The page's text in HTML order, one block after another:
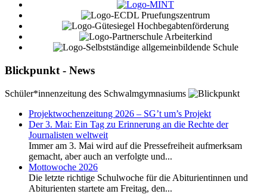
Blickpunkt - News
Schüler*innenzeitung des Schwalmgymnasiums
Projektwochenzeitung 2026 – SG’t um’s Projekt
Der 3. Mai: Ein Tag zu Erinnerung an die Rechte der
Journalisten weltweit
Immer am 3. Mai wird auf die Pressefreiheit aufmerksam
gemacht, aber auch an verfolgte und...
Mottowoche 2026
Die letzte richtige Schulwoche für die Abiturientinnen und
Abiturienten startete am Freitag, den...